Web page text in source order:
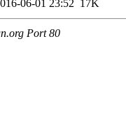
06-01 23:52 17K
Port 80